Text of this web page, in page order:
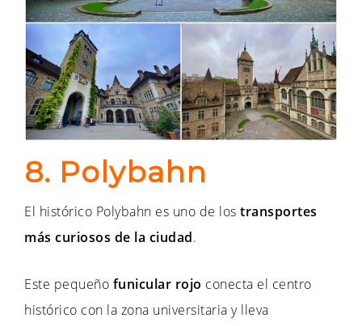
8. Polybahn
El histórico Polybahn es uno de los transportes
más curiosos de la ciudad.
Este pequeño funicular rojo conecta el centro
histórico con la zona universitaria y lleva